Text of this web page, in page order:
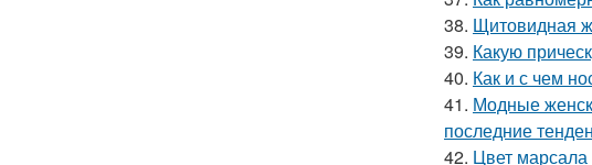
38. Щитовидная
39. Какую
40. Как и с чем
41. Модные
последние
42. Цвет